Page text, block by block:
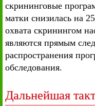
скрининговые
матки снизилась на
охвата скринингом
являются прямым
распространения
обследования.
Дальнейшая